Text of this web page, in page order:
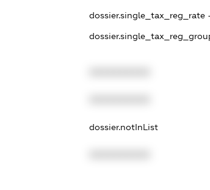
dossier.single_tax_reg_rate
dossier.notInList